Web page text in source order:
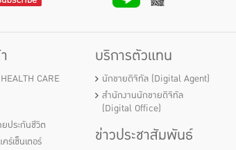
CARE
ประกันชีวิต
ร์เซ็นเตอร์
บริการตัวแทน
นักขายดิจิทัล (Digital Agent)
สำนักงานนักขายดิจิทัล
(Digital Office)
ข่าวประชาสัมพันธ์